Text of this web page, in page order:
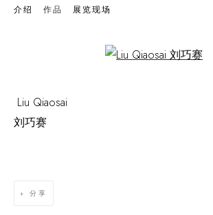
介绍
作品 展览现场
Open a larger version of the
Liu Qiaosai
刘巧赛
分享